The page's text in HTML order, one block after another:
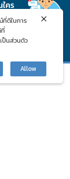
คร
ดีในการ
ป็นส่วนตัว
Allow